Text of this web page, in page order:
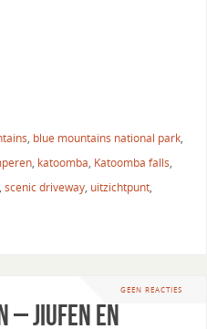
, blue mountains national park,
, katoomba, Katoomba falls,
, scenic driveway, uitzichtpunt,
GEEN REACTIES
– Jiufen en